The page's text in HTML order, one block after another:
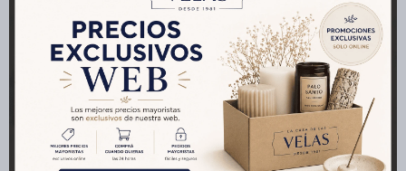
Características
Productos que te pueden interesar